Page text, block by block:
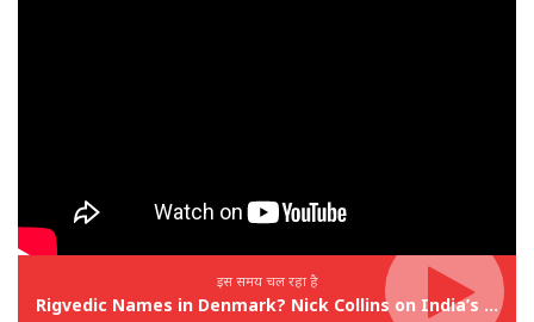
इस समय चल रहा है
Rigvedic Names in Denmark? Nick Collins on India’s Forgotten Links With Europe